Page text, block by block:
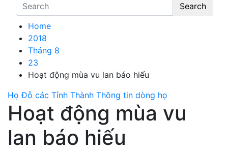
Search
Home
2018
Tháng 8
23
Hoạt động mùa vu lan báo hiếu
Họ Đỗ các Tỉnh Thành Thông tin dòng họ
Hoạt động mùa vu
lan báo hiếu